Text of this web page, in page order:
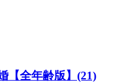
【全年齢版】(21)